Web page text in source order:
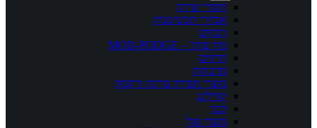
חומרי יצירה
אביזרי תכשיטנות
דבקים
מוד פודג' – MOD-PODGE
חרוזים
מדבקות
מוצרי תפירה סריגה ורקמה
קווילינג
לבד
מוצרי סול